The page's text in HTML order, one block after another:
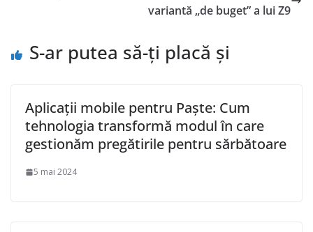
variantă „de buget” a lui Z9
S-ar putea să-ți placă și
Aplicații mobile pentru Paște: Cum
tehnologia transformă modul în care
gestionăm pregătirile pentru sărbătoare
5 mai 2024